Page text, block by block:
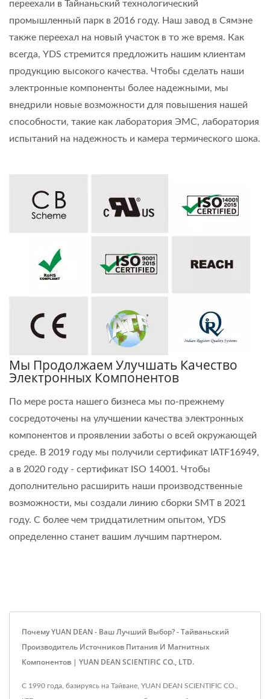
переехали в Тайнаньский технологический
промышленный парк в 2016 году. Наш завод в Сямэне
также переехал на новый участок в то же время. Как
всегда, YDS стремится предложить нашим клиентам
продукцию высокого качества. Чтобы сделать наши
электронные компоненты более надежными, мы
внедрили новые возможности для повышения нашей
способности, такие как лаборатория ЭМС, лаборатория
испытаний на надежность и камера термического шока.
Мы Продолжаем Улучшать Качество
Электронных Компонентов
По мере роста нашего бизнеса мы по-прежнему
сосредоточены на улучшении качества электронных
компонентов и проявлении заботы о всей окружающей
среде. В 2019 году мы получили сертификат IATF16949,
а в 2020 году - сертификат ISO 14001. Чтобы
дополнительно расширить наши производственные
возможности, мы создали линию сборки SMT в 2021
году. С более чем тридцатилетним опытом, YDS
определенно станет вашим лучшим партнером.
Почему YUAN DEAN - Ваш Лучший Выбор? - Тайваньский
Производитель Источников Питания И Магнитных
Компонентов | YUAN DEAN SCIENTIFIC CO., LTD.
С 1990 года, базируясь на Тайване, YUAN DEAN SCIENTIFIC CO.,